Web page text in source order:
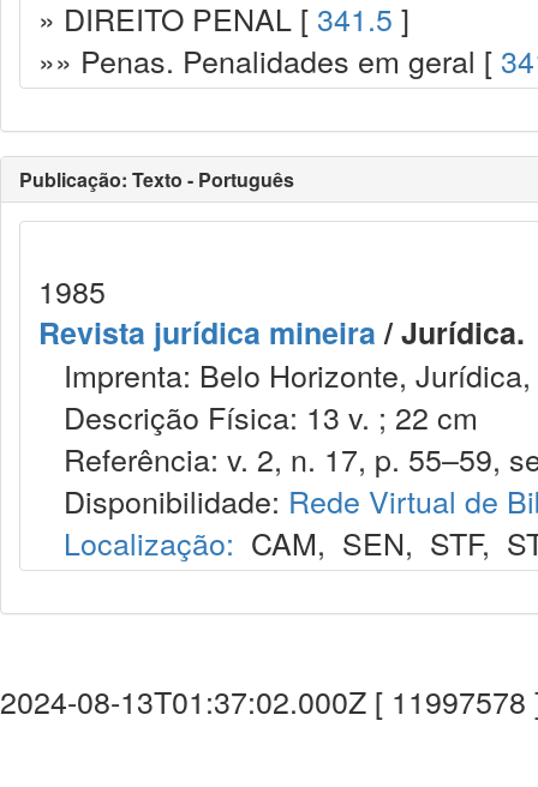
» DIREITO PENAL [ 341.5 ]
»» Penas. Penalidades em geral [
Publicação: Texto - Português
1985
Revista jurídica mineira/ Jurídica.
Imprenta: Belo Horizonte,
Descrição Física: 13 v. ; 22 cm
Referência: v. 2, n. 17, p. 55–59,
Disponibilidade: Rede Virtual de
Localização: CAM, SEN, STF,
2024-08-13T01:37:02.000Z [ 11997578